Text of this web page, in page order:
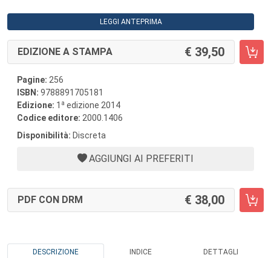
LEGGI ANTEPRIMA
EDIZIONE A STAMPA 39,50
Pagine: 256
ISBN: 9788891705181
Edizione: 1 a edizione 2014
Codice editore: 2000.1406
Disponibilità: Discreta
AGGIUNGI AI PREFERITI
PDF CON DRM 38,00
DESCRIZIONE INDICE DETTAGLI